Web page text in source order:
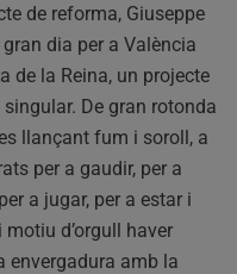
de reforma, Giuseppe
dia per a València
de la Reina, un projecte
De gran rotonda
llançant fum i soroll, a
per a gaudir, per a
a jugar, per a estar i
d’orgull haver
envergadura amb la